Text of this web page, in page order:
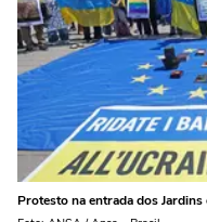
Protesto na entrada dos Jardins